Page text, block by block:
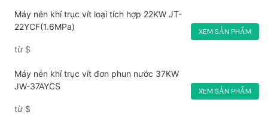
Máy nén khí trục vít loại tích hợp 22KW JT-
22YCF(1.6MPa)
từ $
XEM SẢN PHẨM
Máy nén khí trục vít đơn phun nước 37KW
JW-37AYCS
từ $
XEM SẢN PHẨM